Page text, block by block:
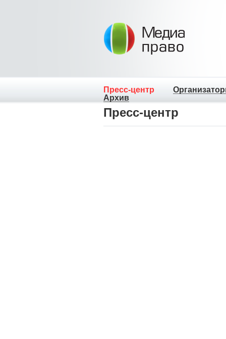
Пресс-центр
Архив
Пресс-центр